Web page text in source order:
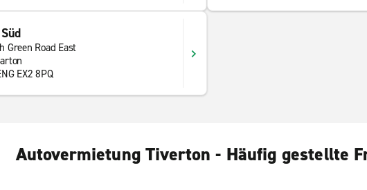
Green Road East
EX2 8PQ
Autovermietung Tiverton - Häufig gestellte